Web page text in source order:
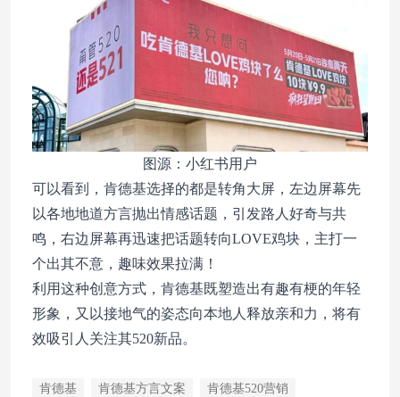
图源：小红书用户
可以看到，肯德基选择的都是转角大屏，左边屏幕先
以各地地道方言抛出情感话题，引发路人好奇与共
鸣，右边屏幕再迅速把话题转向LOVE鸡块，主打一
个出其不意，趣味效果拉满！
利用这种创意方式，肯德基既塑造出有趣有梗的年轻
形象，又以接地气的姿态向本地人释放亲和力，将有
效吸引人关注其520新品。
肯德基 肯德基方言文案 肯德基520营销